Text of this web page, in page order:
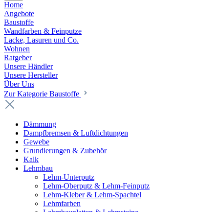
Home
Angebote
Baustoffe
Wandfarben & Feinputze
Lacke, Lasuren und Co.
Wohnen
Ratgeber
Unsere Händler
Unsere Hersteller
Über Uns
Zur Kategorie Baustoffe
Dämmung
Dampfbremsen & Luftdichtungen
Gewebe
Grundierungen & Zubehör
Kalk
Lehmbau
Lehm-Unterputz
Lehm-Oberputz & Lehm-Feinputz
Lehm-Kleber & Lehm-Spachtel
Lehmfarben